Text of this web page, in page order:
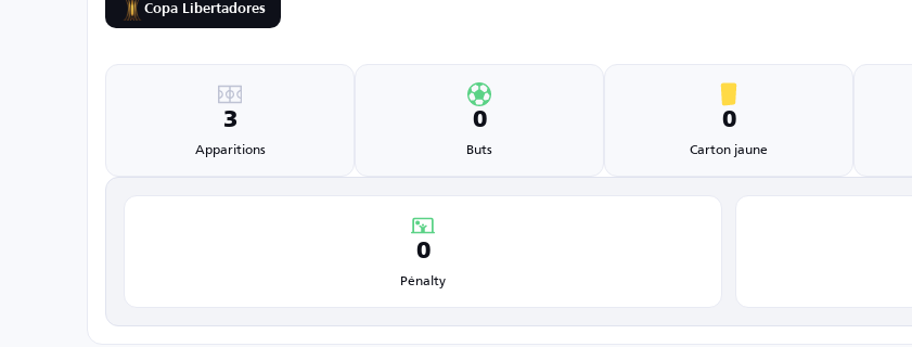
Copa Libertadores
3
Apparitions
0
Buts
0
Carton jaune
0
Pénalty